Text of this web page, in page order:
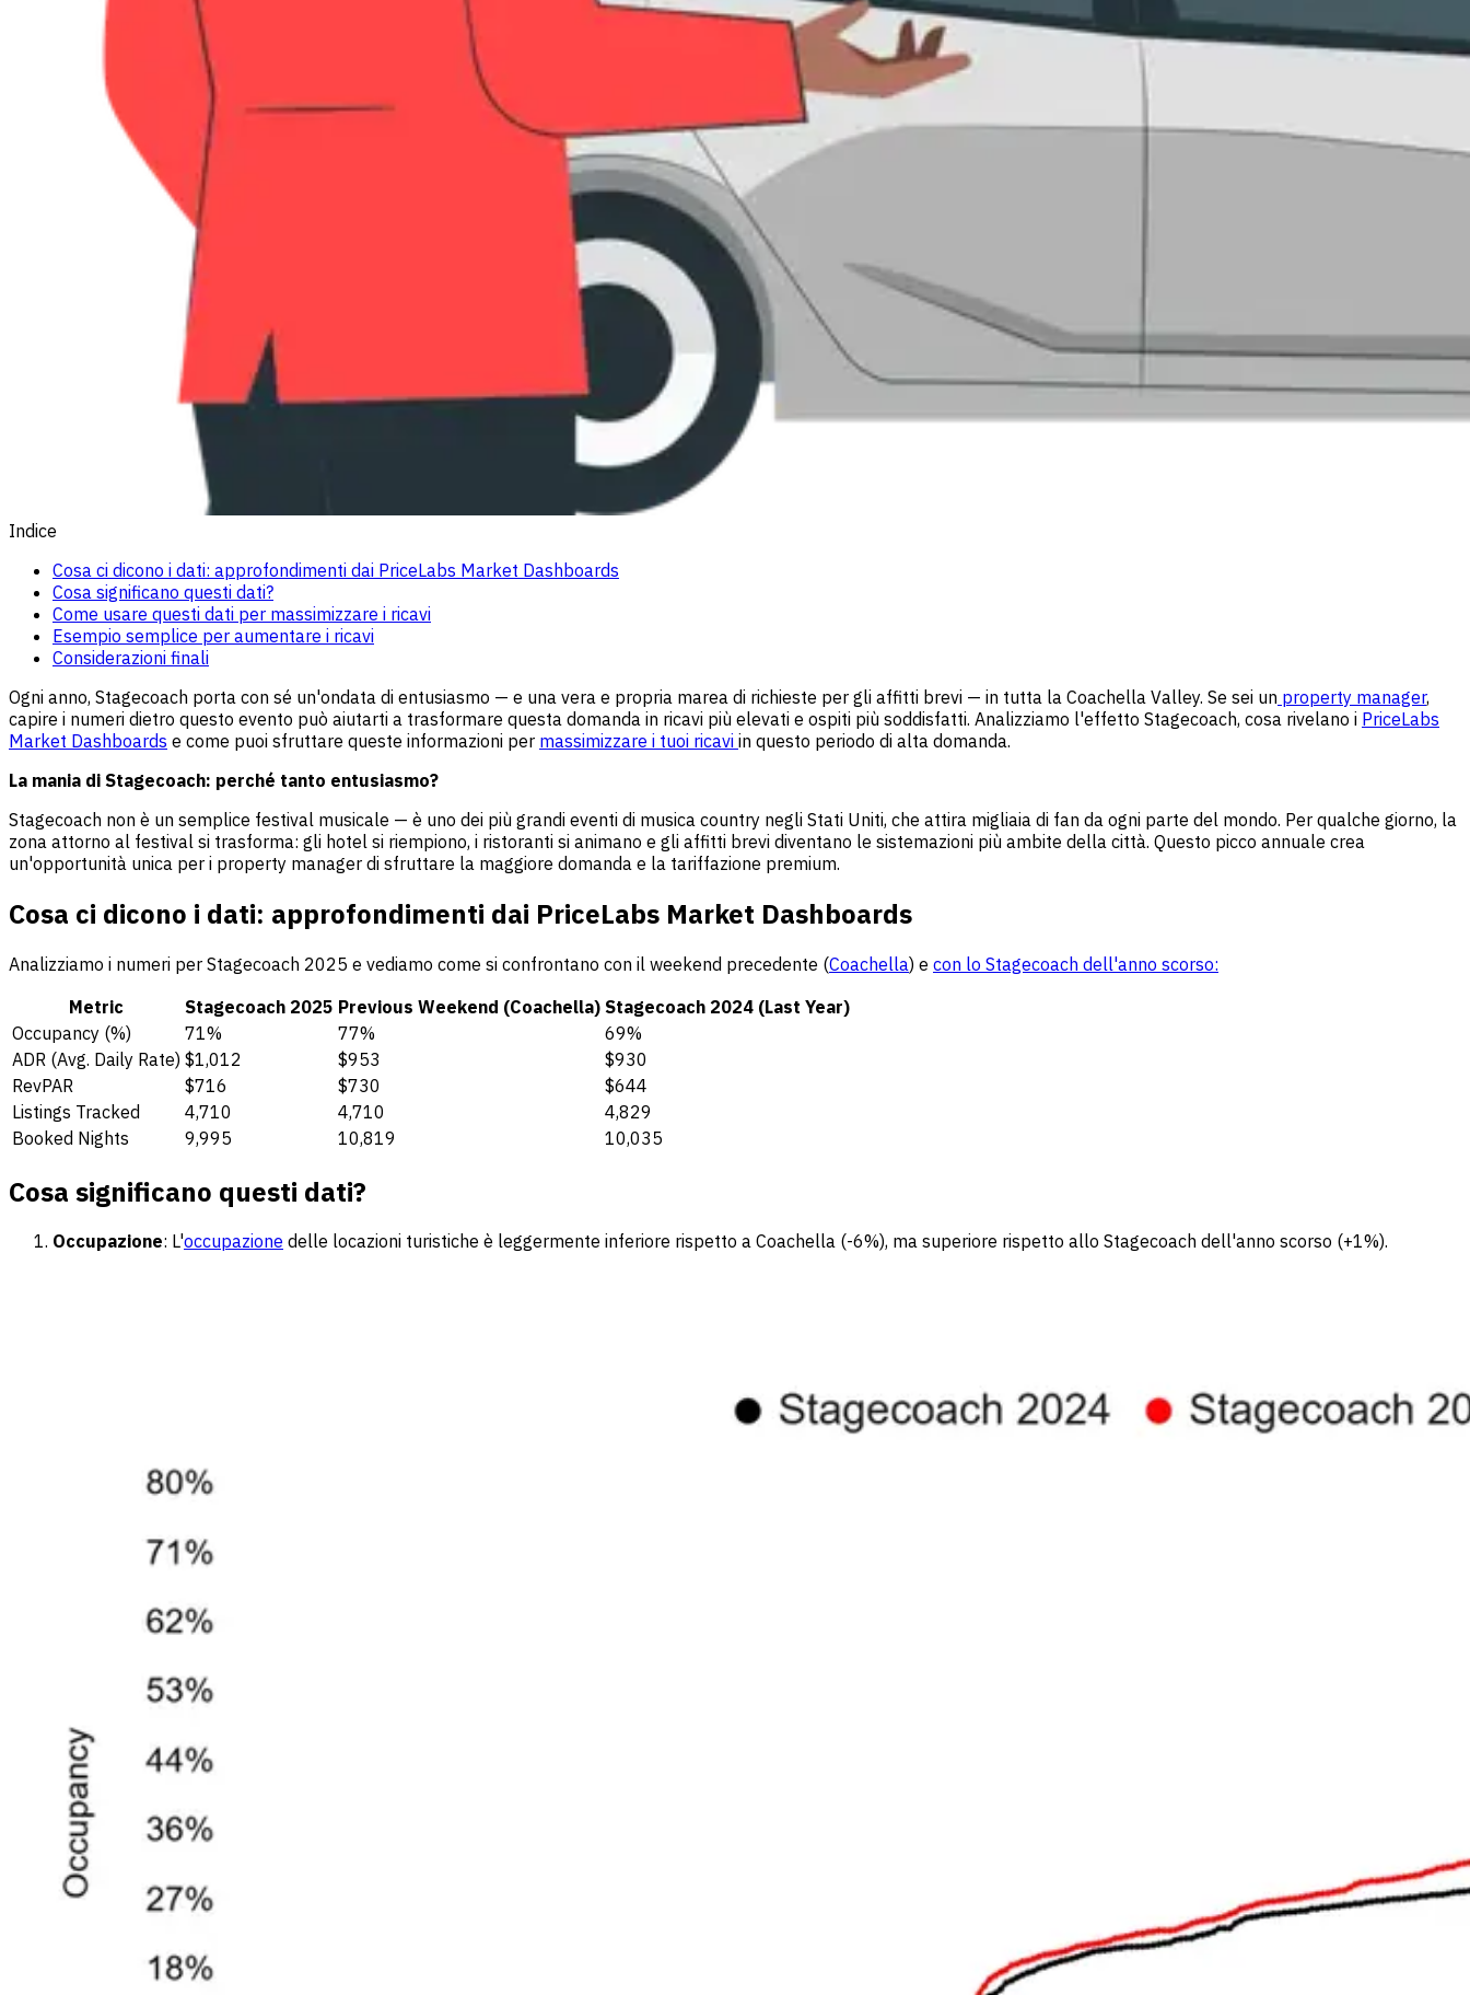
Indice
Cosa ci dicono i dati: approfondimenti dai PriceLabs Market Dashboards
Cosa significano questi dati?
Come usare questi dati per massimizzare i ricavi
Esempio semplice per aumentare i ricavi
Considerazioni finali
Ogni anno, Stagecoach porta con sé un'ondata di entusiasmo — e una vera e propria marea di richieste per gli affitti brevi — in tutta la Coachella Valley. Se sei un property manager,
capire i numeri dietro questo evento può aiutarti a trasformare questa domanda in ricavi più elevati e ospiti più soddisfatti. Analizziamo l'effetto Stagecoach, cosa rivelano i PriceLabs
Market Dashboards e come puoi sfruttare queste informazioni per massimizzare i tuoi ricavi in questo periodo di alta domanda.
La mania di Stagecoach: perché tanto entusiasmo?
Stagecoach non è un semplice festival musicale — è uno dei più grandi eventi di musica country negli Stati Uniti, che attira migliaia di fan da ogni parte del mondo. Per qualche giorno, la
zona attorno al festival si trasforma: gli hotel si riempiono, i ristoranti si animano e gli affitti brevi diventano le sistemazioni più ambite della città. Questo picco annuale crea
un'opportunità unica per i property manager di sfruttare la maggiore domanda e la tariffazione premium.
Cosa ci dicono i dati: approfondimenti dai PriceLabs Market Dashboards
Analizziamo i numeri per Stagecoach 2025 e vediamo come si confrontano con il weekend precedente (Coachella) e con lo Stagecoach dell'anno scorso:
Metric
Stagecoach 2025 Previous Weekend (Coachella) Stagecoach 2024 (Last Year)
Occupancy (%)
71% 77%
69%
ADR (Avg. Daily Rate) $1,012 $953
$930
RevPAR
$716 $730
$644
Listings Tracked
4,710 4,710
4,829
Booked Nights
9,995 10,819 10,035
Cosa significano questi dati?
Occupazione: L'occupazione delle locazioni turistiche è leggermente inferiore rispetto a Coachella (-6%), ma superiore rispetto allo Stagecoach dell'anno scorso (+1%).